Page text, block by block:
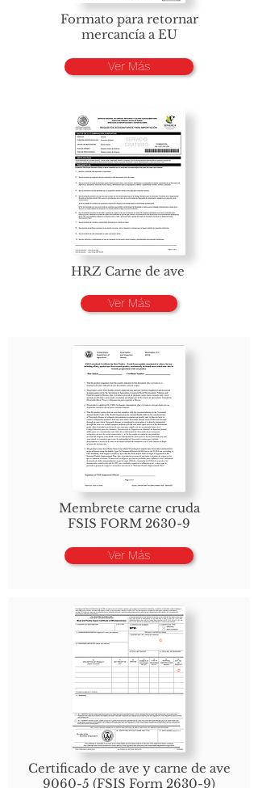
Ver Más
Formato para retornar
mercancía a EU
HRZ Carne de ave
Ver Más
Ver Más
Membrete carne cruda
FSIS FORM 2630-9
Certificado de ave y carne de ave
9060-5 (FSIS Form 2630-9)